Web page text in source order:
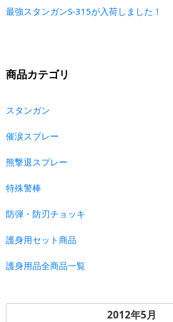
最強スタンガンS-315が入荷しました！
商品カテゴリ
スタンガン
催涙スプレー
熊撃退スプレー
特殊警棒
防弾・防刃チョッキ
護身用セット商品
護身用品全商品一覧
2012年5月